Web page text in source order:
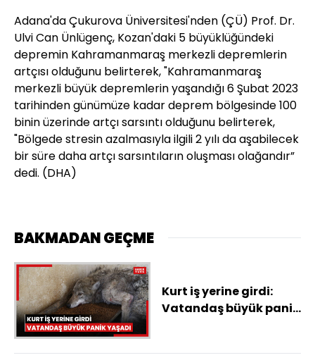
Adana'da Çukurova Üniversitesi'nden (ÇÜ) Prof. Dr.
Ulvi Can Ünlügenç, Kozan'daki 5 büyüklüğündeki
depremin Kahramanmaraş merkezli depremlerin
artçısı olduğunu belirterek, "Kahramanmaraş
merkezli büyük depremlerin yaşandığı 6 Şubat 2023
tarihinden günümüze kadar deprem bölgesinde 100
binin üzerinde artçı sarsıntı olduğunu belirterek,
"Bölgede stresin azalmasıyla ilgili 2 yılı da aşabilecek
bir süre daha artçı sarsıntıların oluşması olağandır”
dedi. (DHA)
BAKMADAN GEÇME
Kurt iş yerine girdi:
Vatandaş büyük panik